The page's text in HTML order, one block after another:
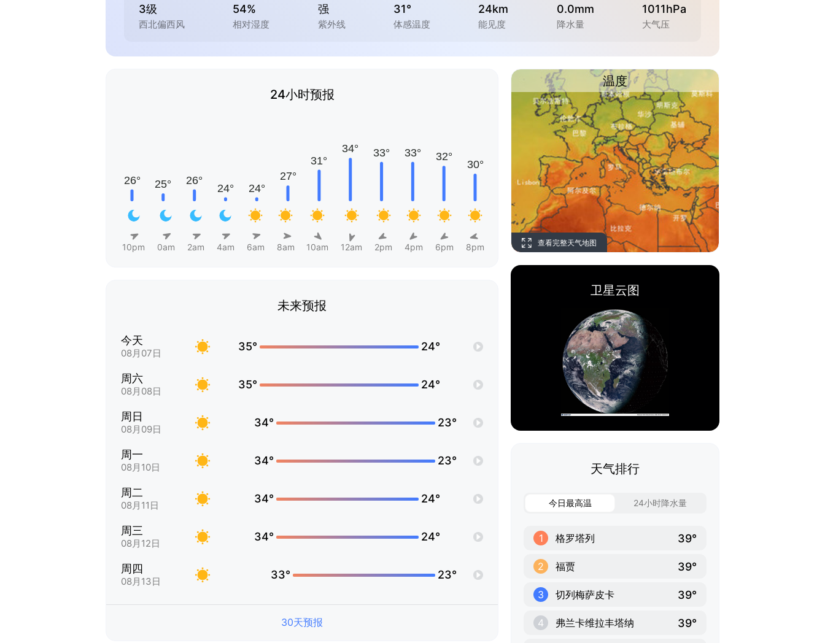
3级
西北偏西风
54%
相对湿度
强
紫外线
31°
体感温度
24km
能见度
0.0mm
降水量
1011hPa
大气压
24小时预报
10pm 0am 2am 4am 6am 8am 10am 12am 2pm 4pm 6pm 8pm
未来预报
今天
08月07日
35° 24°
周六
08月08日
35° 24°
周日
08月09日
34° 23°
周一
08月10日
34° 23°
周二
08月11日
34° 24°
周三
08月12日
34° 24°
周四
08月13日
33° 23°
30天预报
温度
查看完整天气地图
卫星云图
天气排行
今日最高温 24小时降水量
1 格罗塔列 39°
2 福贾 39°
3 切列梅萨皮卡 39°
4 弗兰卡维拉丰塔纳 39°